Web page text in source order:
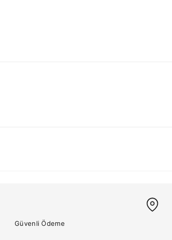
Güvenli Ödeme